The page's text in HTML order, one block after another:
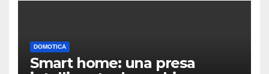
DOMOTICA
Smart home: una presa